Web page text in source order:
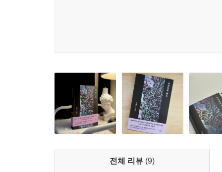
어릴 적부터, 그러니까 십대 초반 즈음부터 작가
잘 기억나지 않지만, 여러 이름을 호명하는 감사
막상 책이 나올 때가 다가오니 ‘작가의 말’ 쓰기
느꼈다. 하지만 정말로 쓸 말이 없는가 묻는다면
언젠가부터 글 쓰는 일, 형체가 없고 무게도 모르
전체 리뷰 (9)